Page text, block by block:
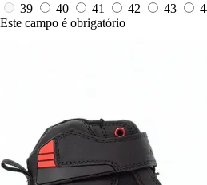
39
40 41 42 43
Este campo é obrigatório